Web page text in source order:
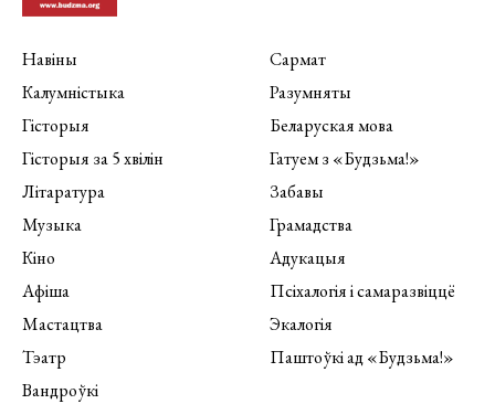
Навіны
Калумністыка
Гісторыя
Гісторыя за 5 хвілін
Літаратура
Музыка
Кіно
Афіша
Мастацтва
Тэатр
Вандроўкі
Сармат
Разумняты
Беларуская мова
Гатуем з «Будзьма!»
Забавы
Грамадства
Адукацыя
Псіхалогія і самаразвіццё
Экалогія
Паштоўкі ад «Будзьма!»